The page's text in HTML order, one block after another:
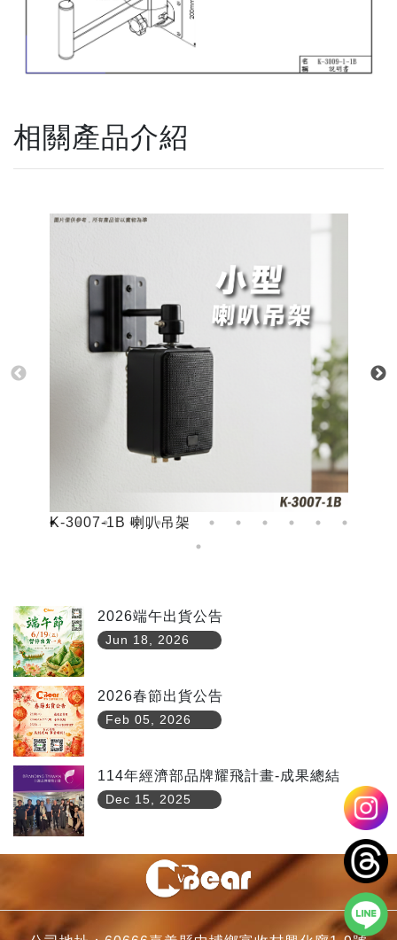
相關產品介紹
K-3007-1B 喇叭吊架
2026端午出貨公告
Jun 18, 2026
2026春節出貨公告
Feb 05, 2026
114年經濟部品牌耀飛計畫-成果總結
Dec 15, 2025